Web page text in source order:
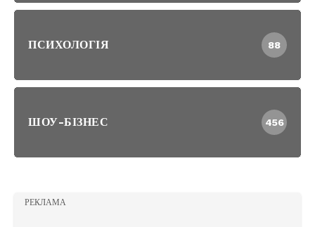
ПСИХОЛОГІЯ 88
ШОУ-БІЗНЕС 456
РЕКЛАМА